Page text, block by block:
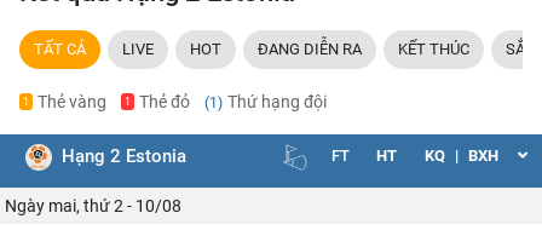
TẤT CẢ LIVE HOT ĐANG DIỄN RA KẾT THÚC SẮP
1 Thẻ vàng 1 Thẻ đỏ (1) Thứ hạng đội
Hạng 2 Estonia FT HT KQ | BXH
Ngày mai, thứ 2 - 10/08